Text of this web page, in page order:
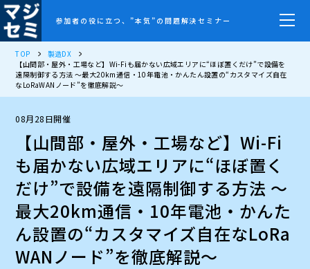
参加者の役に立つ、”本気”の問題解決セミナー
TOP
製造DX
【山間部・屋外・工場など】Wi-Fiも届かない広域エリアに“ほぼ置くだけ”で設備を
遠隔制御する方法 ～最大20km通信・10年電池・かんたん設置の“カスタマイズ自在
なLoRaWANノード”を徹底解説～
08月28日開催
【山間部・屋外・工場など】Wi-Fi
も届かない広域エリアに“ほぼ置く
だけ”で設備を遠隔制御する方法 ～
最大20km通信・10年電池・かんた
ん設置の“カスタマイズ自在なLoRa
WANノード”を徹底解説～